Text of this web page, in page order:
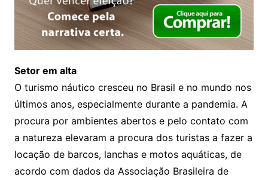
Setor em alta
O turismo náutico cresceu no Brasil e no mundo nos
últimos anos, especialmente durante a pandemia. A
procura por ambientes abertos e pelo contato com
a natureza elevaram a procura dos turistas a fazer a
locação de barcos, lanchas e motos aquáticas, de
acordo com dados da Associação Brasileira de